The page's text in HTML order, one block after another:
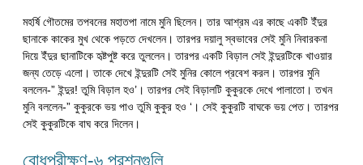
মহর্ষি গৌতমের তপবনের মহাতপা নামে মুনি ছিলেন। তার আশ্রম এর কাছে একটি ইঁদুর
ছানাকে কাকের মুখ থেকে পড়তে দেখলেন। তারপর দয়ালু স্বভাবের সেই মুনি নিবারকনা
দিয়ে ইঁদুর ছানাটিকে হৃষ্টপুষ্ট করে তুললেন। তারপর একটি বিড়াল সেই ইন্দুরটিকে খাওয়ার
জন্য তেড়ে এলো। তাকে দেখে ইন্দুরটি সেই মুনির কোলে প্রবেশ করল। তারপর মুনি
বললেন-” ইন্দুর! তুমি বিড়াল হও’। তারপর সেই বিড়ালটি কুকুরকে দেখে পালাতো। তখন
মুনি বললেন-” কুকুরকে ভয় পাও তুমি কুকুর হও ‘। সেই কুকুরটি বাঘকে ভয় পেত। তারপর
সেই কুকুরটিকে বাঘ করে দিলেন।
বোধপরীক্ষণ-৬ প্রশ্নগুলি